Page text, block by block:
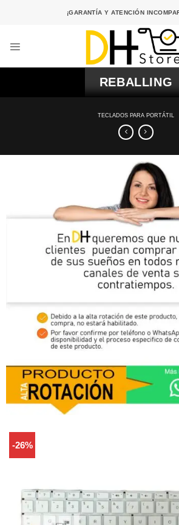
¡GARANTÍA Y ATENCIÓN
REBALLING
TECLADOS PARA PORTÁTIL
-26%